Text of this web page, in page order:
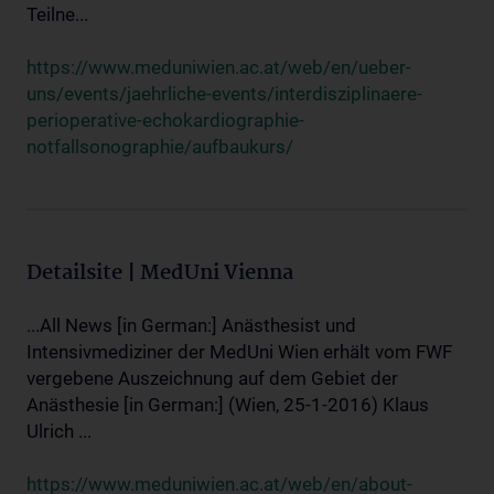
Teilne...
https://www.meduniwien.ac.at/web/en/ueber-
uns/events/jaehrliche-events/interdisziplinaere-
perioperative-echokardiographie-
notfallsonographie/aufbaukurs/
Detailsite | MedUni Vienna
...All News [in German:] Anästhesist und
Intensivmediziner der MedUni Wien erhält vom FWF
vergebene Auszeichnung auf dem Gebiet der
Anästhesie [in German:] (Wien, 25-1-2016) Klaus
Ulrich ...
https://www.meduniwien.ac.at/web/en/about-